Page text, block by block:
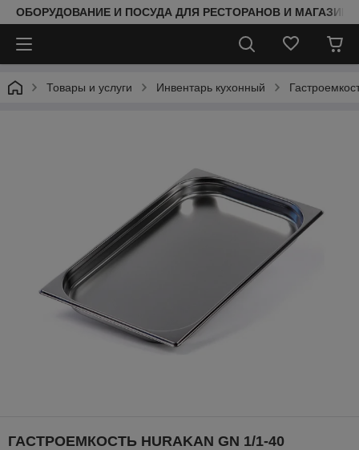
ОБОРУДОВАНИЕ И ПОСУДА ДЛЯ РЕСТОРАНОВ И
Товары и услуги Инвентарь кухонный
ГАСТРОЕМКОСТЬ HURAKAN GN 1/1-40